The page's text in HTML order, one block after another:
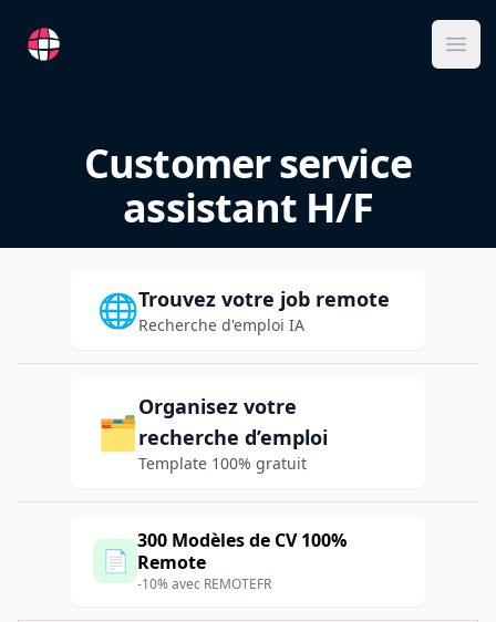
RemoteFR
Customer service
assistant H/F
🌐Trouvez votre job remote
Recherche d'emploi IA
🗂️
Organisez votre
recherche d’emploi
Template 100% gratuit
📄
300 Modèles de CV 100%
Remote
-10% avec REMOTEFR